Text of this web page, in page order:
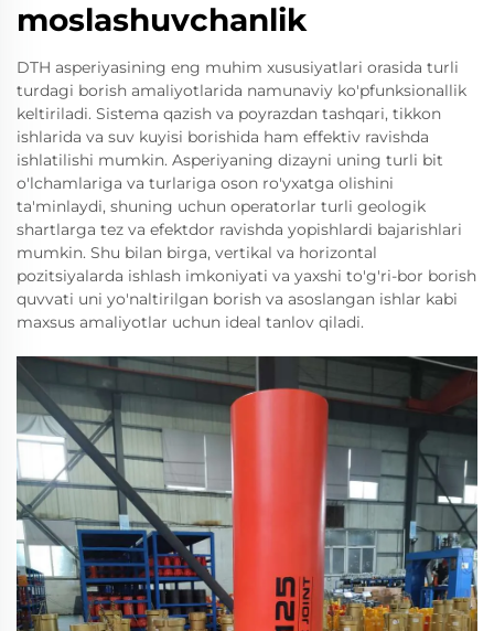
moslashuvchanlik
DTH asperiyasining eng muhim xususiyatlari orasida turli
turdagi borish amaliyotlarida namunaviy ko'pfunksionallik
keltiriladi. Sistema qazish va poyrazdan tashqari, tikkon
ishlarida va suv kuyisi borishida ham effektiv ravishda
ishlatilishi mumkin. Asperiyaning dizayni uning turli bit
o'lchamlariga va turlariga oson ro'yxatga olishini
ta'minlaydi, shuning uchun operatorlar turli geologik
shartlarga tez va efektdor ravishda yopishlardi bajarishlari
mumkin. Shu bilan birga, vertikal va horizontal
pozitsiyalarda ishlash imkoniyati va yaxshi to'g'ri-bor borish
quvvati uni yo'naltirilgan borish va asoslangan ishlar kabi
maxsus amaliyotlar uchun ideal tanlov qiladi.